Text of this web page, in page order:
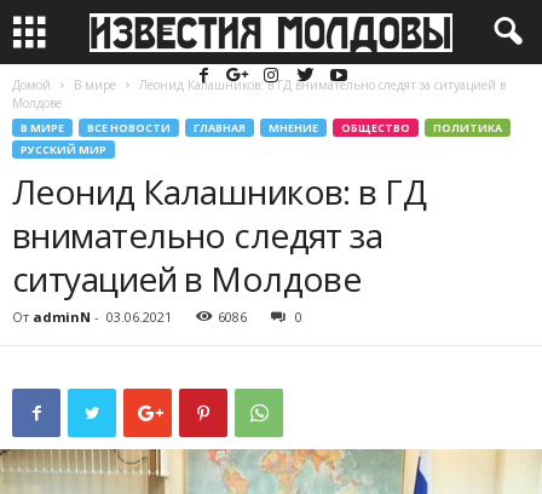
Домой В мире
Леонид Калашников: в ГД внимательно следят за ситуацией в
Молдове
В МИРЕ ВСЕ НОВОСТИ ГЛАВНАЯ МНЕНИЕ ОБЩЕСТВО
ПОЛИТИКА
РУССКИЙ МИР
Леонид Калашников: в ГД
внимательно следят за
ситуацией в Молдове
От adminN - 03.06.2021 6086 0